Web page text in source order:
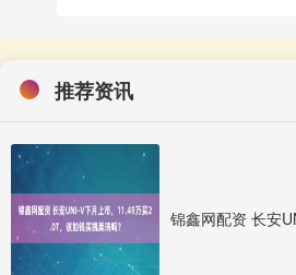
推荐资讯